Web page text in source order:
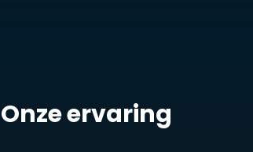
Onze ervaring